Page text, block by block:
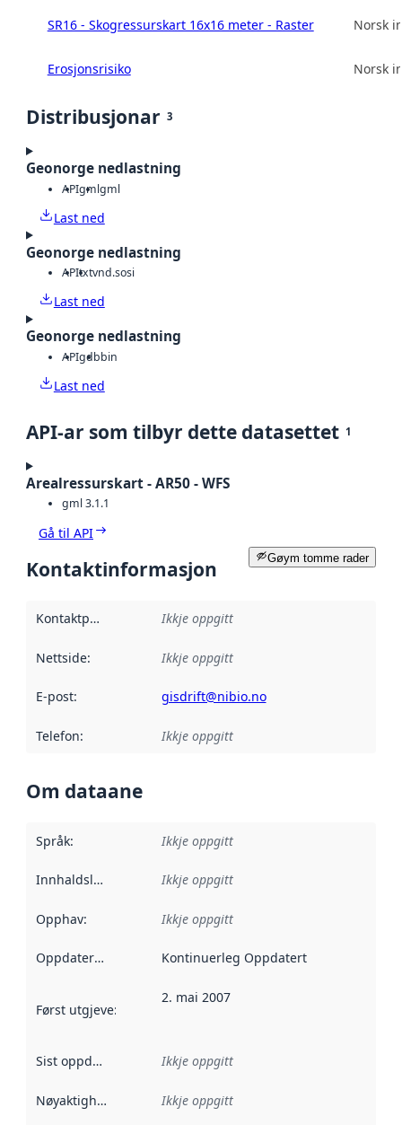
SR16 - Skogressurskart 16x16 meter - Raster Norsk
Erosjonsrisiko Norsk
Distribusjonar 3
Geonorge nedlastning
APIgmlgml
Last ned
Geonorge nedlastning
APItxtvnd.sosi
Last ned
Geonorge nedlastning
APIgdbbin
Last ned
API-ar som tilbyr dette datasettet 1
Arealressurskart - AR50 - WFS
gml 3.1.1
Gå til API
Gøym tomme rader
Kontaktinformasjon
Kontaktpunkt Ikkje oppgitt
Nettside: Ikkje oppgitt
E-post: gisdrift@nibio.no
Telefon: Ikkje oppgitt
Om dataane
Språk: Ikkje oppgitt
Innhaldsleverandørar :
Ikkje oppgitt
Opphav: Ikkje oppgitt
Oppdateringsfrekvens :
Kontinuerleg Oppdatert
Først utgjeve:
2. mai 2007
Sist oppdatert Ikkje oppgitt
Nøyaktigheit Ikkje oppgitt